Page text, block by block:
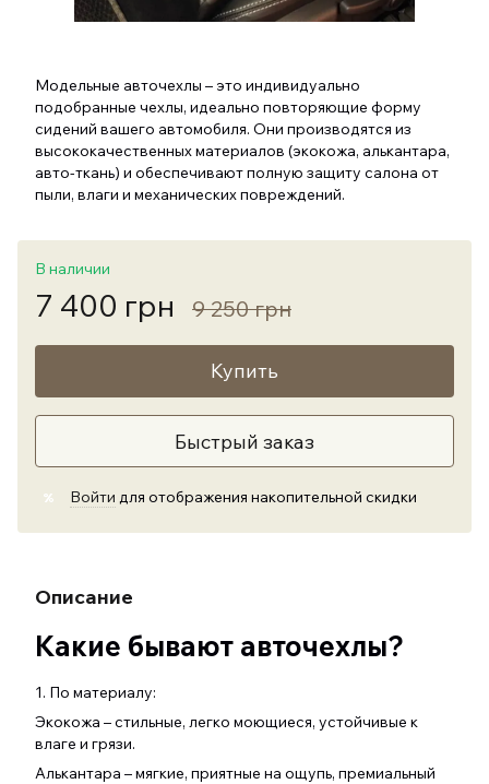
Модельные авточехлы – это индивидуально
подобранные чехлы, идеально повторяющие форму
сидений вашего автомобиля. Они производятся из
высококачественных материалов (экокожа, алькантара,
авто-ткань) и обеспечивают полную защиту салона от
пыли, влаги и механических повреждений.
В наличии
7 400 грн 9 250 грн
Купить
Быстрый заказ
% Войти для отображения накопительной скидки
Описание
Какие бывают авточехлы?
1. По материалу:
Экокожа – стильные, легко моющиеся, устойчивые к
влаге и грязи.
Алькантара – мягкие, приятные на ощупь, премиальный